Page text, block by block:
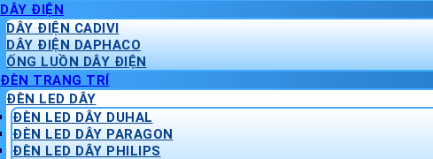
DÂY ĐIỆN
DÂY ĐIỆN CADIVI
DÂY ĐIỆN DAPHACO
ỐNG LUỒN DÂY ĐIỆN
ĐÈN TRANG TRÍ
ĐÈN LED DÂY
ĐÈN LED DÂY DUHAL
ĐÈN LED DÂY PARAGON
ĐÈN LED DÂY PHILIPS